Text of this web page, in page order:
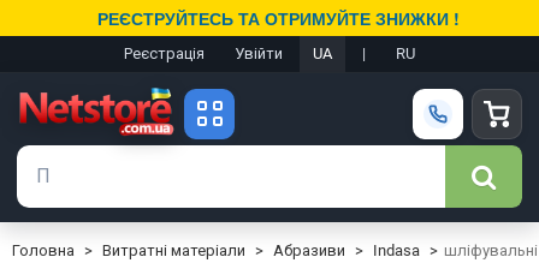
РЕЄСТРУЙТЕСЬ ТА ОТРИМУЙТЕ ЗНИЖКИ !
Реєстрація Увійти UA | RU
Головна Витратні матеріали Абразиви Indasa